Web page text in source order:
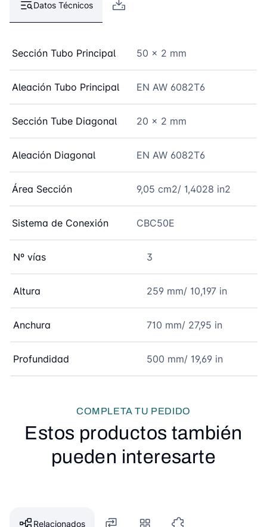
Datos Técnicos
Sección Tubo Principal 50 x 2 mm
Aleación Tubo Principal EN AW 6082T6
Sección Tube Diagonal 20 x 2 mm
Aleación Diagonal EN AW 6082T6
Área Sección 9,05 cm2/ 1,4028 in2
Sistema de Conexión CBC50E
Nº vías 3
Altura 259 mm/ 10,197 in
Anchura 710 mm/ 27,95 in
Profundidad 500 mm/ 19,69 in
COMPLETA TU PEDIDO
Estos productos también
pueden interesarte
Relacionados